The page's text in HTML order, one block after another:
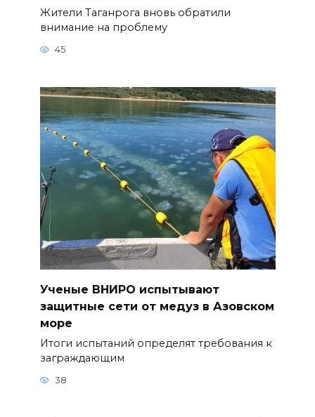
Жители Таганрога вновь обратили
внимание на проблему
45
Ученые ВНИРО испытывают
защитные сети от медуз в Азовском
море
Итоги испытаний определят требования к
заграждающим
38